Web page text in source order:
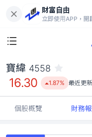
財富自由
立即使用APP，開
寶緯 4558
16.30 1.87% 最近更
個股概覽 財務